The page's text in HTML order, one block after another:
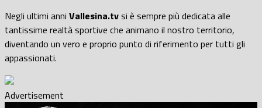
Negli ultimi anni Vallesina.tvsi è sempre più dedicata alle
tantissime realtà sportive che animano il nostro territorio,
diventando un vero e proprio punto di riferimento per tutti gli
appassionati.
Advertisement